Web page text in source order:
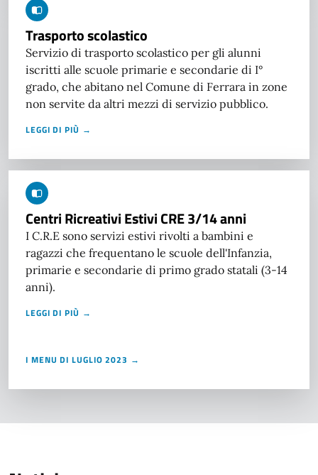
Trasporto scolastico
Servizio di trasporto scolastico per gli alunni
iscritti alle scuole primarie e secondarie di I°
grado, che abitano nel Comune di Ferrara in zone
non servite da altri mezzi di servizio pubblico.
LEGGI DI PIÙ →
Centri Ricreativi Estivi CRE 3/14 anni
I C.R.E sono servizi estivi rivolti a bambini e
ragazzi che frequentano le scuole dell'Infanzia,
primarie e secondarie di primo grado statali (3-14
anni).
LEGGI DI PIÙ →
I MENU DI LUGLIO 2023 →